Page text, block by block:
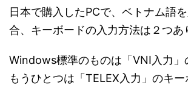
日本で購入したPCで、ベトナム語
合、キーボードの入力方法は２つあ
Windows標準のものは「VNI入力」
もうひとつは「TELEX入力」のキー